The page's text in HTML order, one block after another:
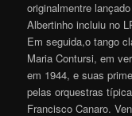
originalmentre
Albertinho incluiu no
Em seguida,o tango
Maria Contursi, em
em 1944, e suas
pelas orquestras
Francisco Canaro.